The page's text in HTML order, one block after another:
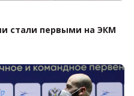
стали первыми на ЭКМ